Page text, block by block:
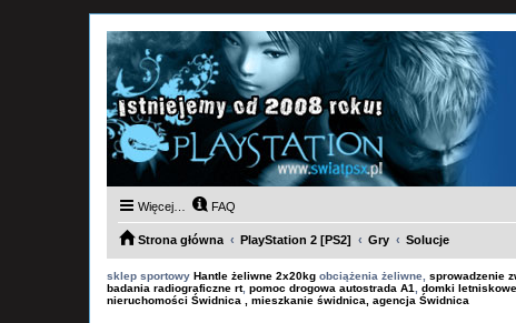
Więcej… FAQ
Strona główna PlayStation 2 [PS2] Gry Solucje
sklep sportowy Hantle żeliwne 2x20kg obciążenia żeliwne, sprowadzenie
badania radiograficzne rt, pomoc drogowa autostrada A1 domki
nieruchomości Świdnica , mieszkanie świdnica, agencja Świdnica